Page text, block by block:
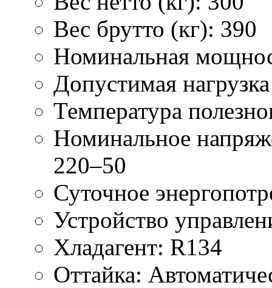
Вес брутто (кг): 390
Номинальная
Допустимая
Температура
Номинальное
220–50
Суточное
Устройство
Хладагент: R134
Оттайка: